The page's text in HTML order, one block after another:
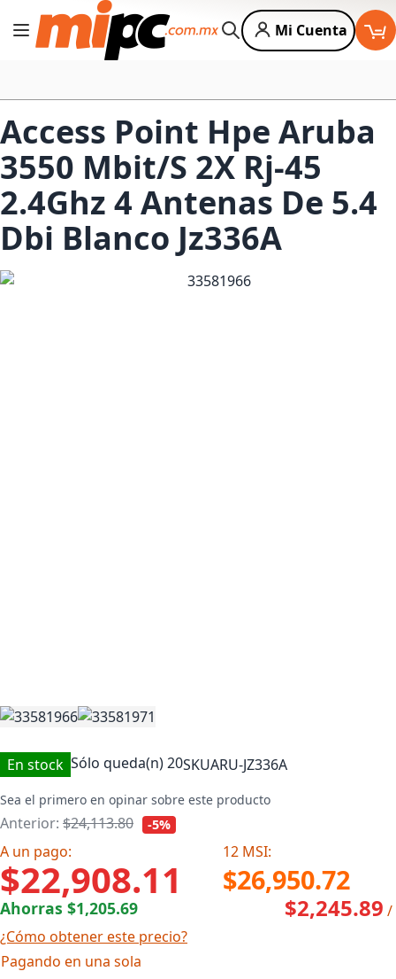
Cambiar Nav
Buscar
Mi Cuenta
Access Point Hpe Aruba
3550 Mbit/S 2X Rj-45
2.4Ghz 4 Antenas De 5.4
Dbi Blanco Jz336A
En stock Sólo queda(n)20SKUARU-JZ336A
Sea el primero en opinar sobre este producto
Anterior: $24,113.80 -5%
A un pago: 12 MSI:
$22,908.11 $26,950.72
Ahorras $1,205.69
¿Cómo obtener este precio?
en una sola
$2,245.89 /